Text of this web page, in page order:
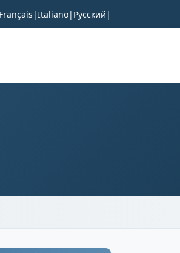
Français |Italiano| Русский |